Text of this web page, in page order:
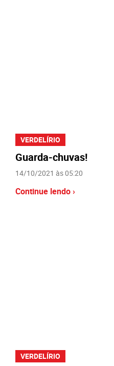
VERDELÍRIO
Guarda-chuvas!
14/10/2021 às 05:20
Continue lendo ›
VERDELÍRIO